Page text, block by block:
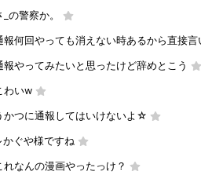
_の警察か。
報何回やっても消えない時あるから直接言
報やってみたいと思ったけど辞めとこう
わいw
かつに通報してはいけないよ☆
ぐや様ですね
れなんの漫画やったっけ？